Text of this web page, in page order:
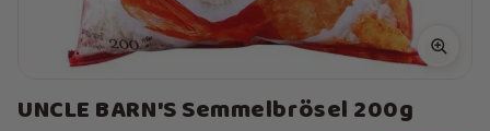
UNCLE BARN'S Semmelbrösel 200g